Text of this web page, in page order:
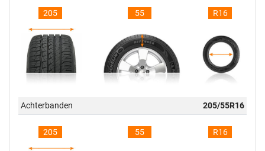
205 55 R16
Achterbanden 205/55R16
205 55 R16